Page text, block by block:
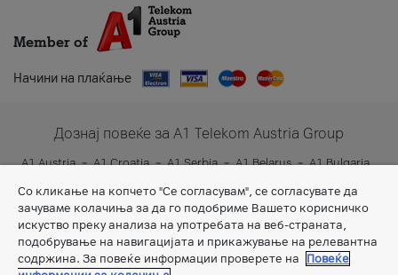
Member of
Начини на плаќање
Дознај повеќе за A1 Telekom Austria Group
A1 Austria A1 Croatia A1 Serbia A1 Belarus
A1 Bulgaria
Со кликање на копчето "Се согласувам", се согласувате да
зачуваме колачиња за да го подобриме Вашето корисничко
искуство преку анализа на употребата на веб-страната,
подобрување на навигацијата и прикажување на релевантна
содржина. За повеќе информации проверете на
Повеќе